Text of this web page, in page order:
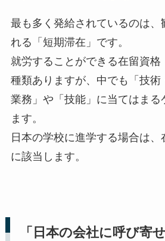
最も多く発給されているのは、
れる「短期滞在」です。
就労することができる在留資格
種類ありますが、中でも「技術
業務」や「技能」に当てはまる
ます。
日本の学校に進学する場合は、
に該当します。
「日本の会社に呼び寄